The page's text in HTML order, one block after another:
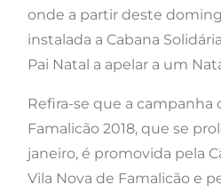
onde a partir deste
instalada a Cabana
Pai Natal a apelar a um
Refira-se que a campanha
Famalicão 2018, que se
janeiro, é promovida pela
Vila Nova de Famalicão e